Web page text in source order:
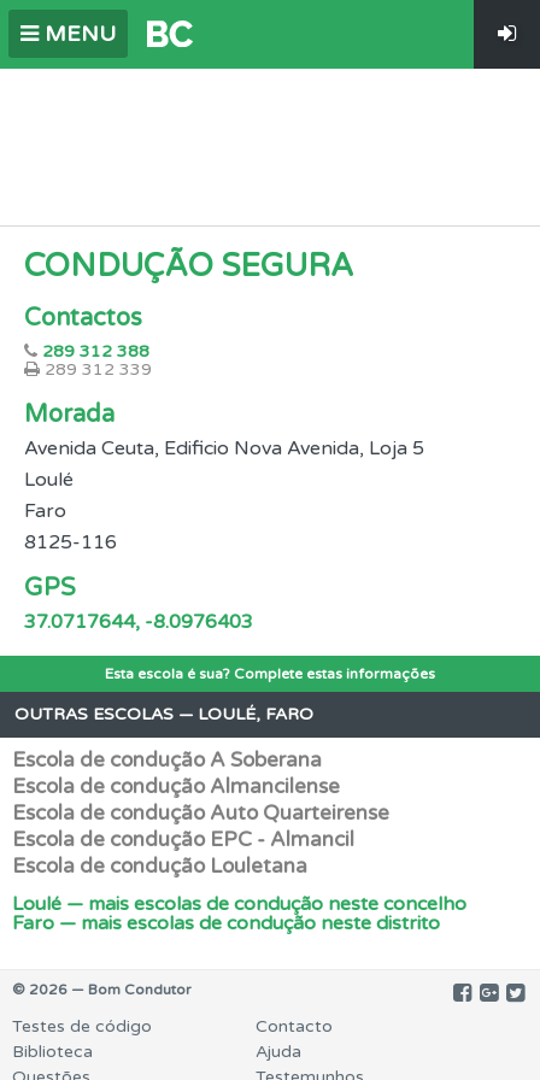
MENU
CONDUÇÃO SEGURA
Contactos
289 312 388
289 312 339
Morada
Avenida Ceuta, Edificio Nova Avenida, Loja 5
Loulé
Faro
8125-116
GPS
37.0717644, -8.0976403
Esta escola é sua? Complete estas informações
OUTRAS ESCOLAS — LOULÉ, FARO
Escola de condução A Soberana
Escola de condução Almancilense
Escola de condução Auto Quarteirense
Escola de condução EPC - Almancil
Escola de condução Louletana
Loulé — mais escolas de condução neste concelho
Faro — mais escolas de condução neste distrito
© 2026 — Bom Condutor
Testes de código
Biblioteca
Contacto
Ajuda